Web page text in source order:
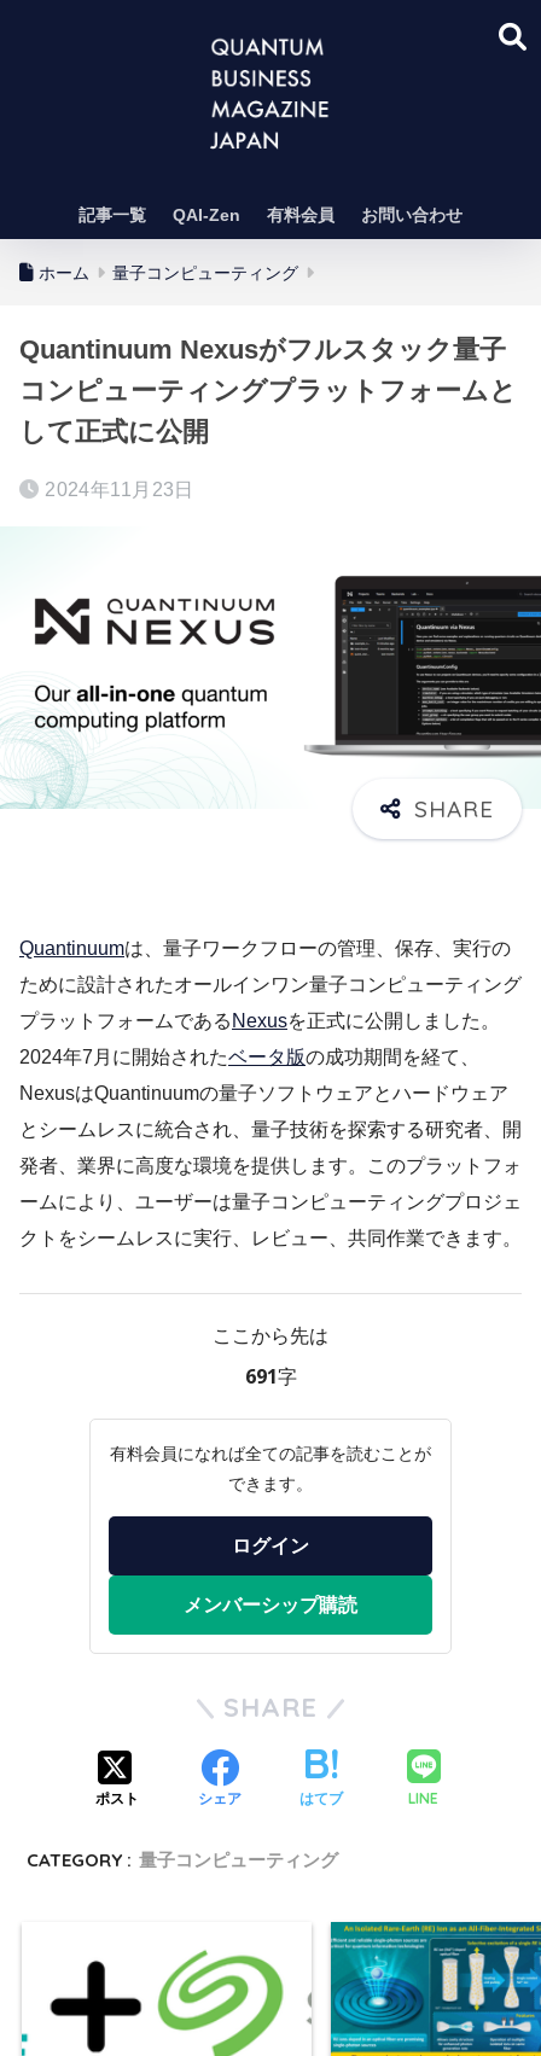
記事一覧 QAI-Zen 有料会員 お問い合わせ
ホーム 量子コンピューティング
Quantinuum Nexusがフルスタック量子
コンピューティングプラットフォームと
して正式に公開
2024年11月23日
Quantinuumは、量子ワークフローの管理、保存、実行の
ために設計されたオールインワン量子コンピューティング
プラットフォームである Nexusを正式に公開しました。
2024年7月に開始されたベータ版の成功期間を経て、
NexusはQuantinuumの量子ソフトウェアとハードウェア
とシームレスに統合され、量子技術を探索する研究者、開
発者、業界に高度な環境を提供します。このプラットフォ
ームにより、ユーザーは量子コンピューティングプロジェ
クトをシームレスに実行、レビュー、共同作業できます。
ここから先は
691字
有料会員になれば全ての記事を読むことが
できます。
ログイン
メンバーシップ購読
SHARE
ポスト シェア はてブ LINE
CATEGORY : 量子コンピューティング